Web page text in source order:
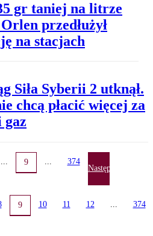
gr taniej na litrze
przedłużył
na stacjach
Siła Syberii 2 utknął.
chcą płacić więcej za
gaz
9 374
Następna
9 10 11 12 374